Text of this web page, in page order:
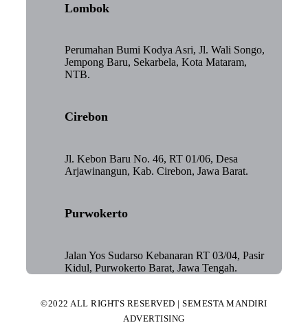
Lombok
Perumahan Bumi Kodya Asri, Jl. Wali Songo,
Jempong Baru, Sekarbela, Kota Mataram,
NTB.
Cirebon
Jl. Kebon Baru No. 46, RT 01/06, Desa
Arjawinangun, Kab. Cirebon, Jawa Barat.
Purwokerto
Jalan Yos Sudarso Kebanaran RT 03/04, Pasir
Kidul, Purwokerto Barat, Jawa Tengah.
©2022 ALL RIGHTS RESERVED | SEMESTA MANDIRI
ADVERTISING